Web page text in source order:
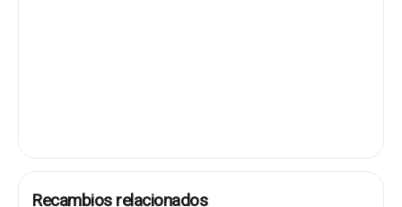
Recambios relacionados